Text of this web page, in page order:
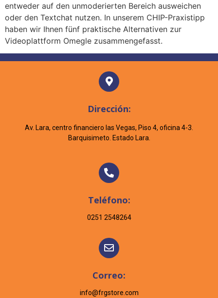
entweder auf den unmoderierten Bereich ausweichen
oder den Textchat nutzen. In unserem CHIP-Praxistipp
haben wir Ihnen fünf praktische Alternativen zur
Videoplattform Omegle zusammengefasst.
Dirección:
Av. Lara, centro financiero las Vegas, Piso 4, oficina 4-3.
Barquisimeto. Estado Lara.
Teléfono:
0251 2548264
Correo:
info@frgstore.com